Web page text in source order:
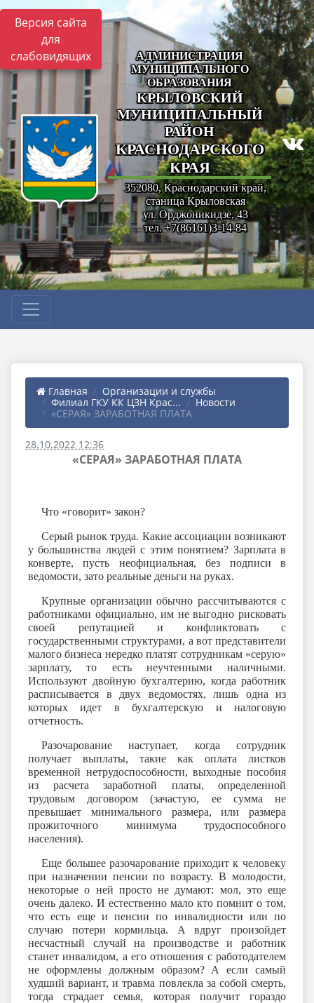
Версия сайта
для
слабовидящих
АДМИНИСТРАЦИЯ
МУНИЦИПАЛЬНОГО
ОБРАЗОВАНИЯ
КРЫЛОВСКИЙ
МУНИЦИПАЛЬНЫЙ
РАЙОН
КРАСНОДАРСКОГО
КРАЯ
352080, Краснодарский край,
станица Крыловская
ул. Орджоникидзе, 43
тел. +7(86161)3-14-84
Главная
Организации и службы
Филиал ГКУ КК ЦЗН Крас...
Новости
«СЕРАЯ» ЗАРАБОТНАЯ ПЛАТА
28.10.2022 12:36
«СЕРАЯ» ЗАРАБОТНАЯ ПЛАТА
Что «говорит» закон?
Серый рынок труда. Какие ассоциации возникают
у большинства людей с этим понятием? Зарплата в
конверте, пусть неофициальная, без подписи в
ведомости, зато реальные деньги на руках.
Крупные организации обычно рассчитываются с
работниками официально, им не выгодно рисковать
своей репутацией и конфликтовать с
государственными структурами, а вот представители
малого бизнеса нередко платят сотрудникам «серую»
зарплату, то есть неучтенными наличными.
Используют двойную бухгалтерию, когда работник
расписывается в двух ведомостях, лишь одна из
которых идет в бухгалтерскую и налоговую
отчетность.
Разочарование наступает, когда сотрудник
получает выплаты, такие как оплата листков
временной нетрудоспособности, выходные пособия
из расчета заработной платы, определенной
трудовым договором (зачастую, ее сумма не
превышает минимального размера, или размера
прожиточного минимума трудоспособного
населения).
Еще большее разочарование приходит к человеку
при назначении пенсии по возрасту. В молодости,
некоторые о ней просто не думают: мол, это еще
очень далеко. И естественно мало кто помнит о том,
что есть еще и пенсии по инвалидности или по
случаю потери кормильца. А вдруг произойдет
несчастный случай на производстве и работник
станет инвалидом, а его отношения с работодателем
не оформлены должным образом? А если самый
худший вариант, и травма повлекла за собой смерть,
тогда страдает семья, которая получит гораздо